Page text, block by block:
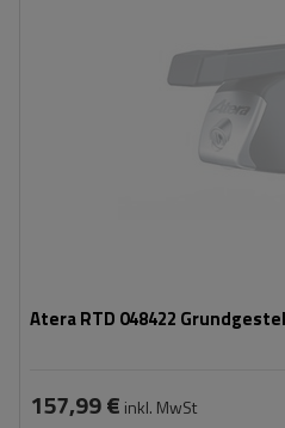
Atera RTD 048422
157,99 € inkl. MwSt